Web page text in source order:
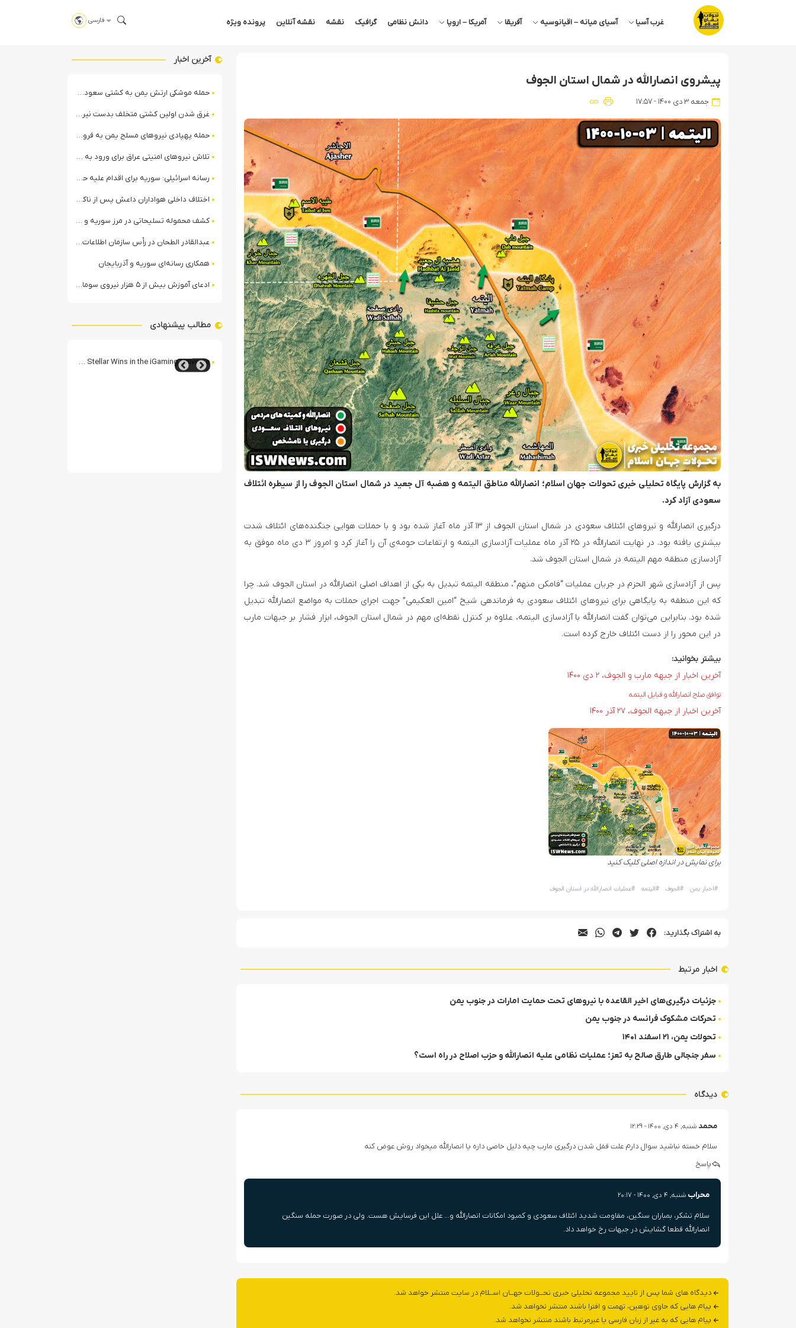
غرب آسیا آسیای میانه – اقیانوسیه آفریقا آمریکا – اروپا دانش نظامی گرافیک نقشه نقشه آنلاین پرونده ویژه فارسی
پیشروی انصارالله در شمال استان الجوف
جمعه ۳ دی ۱۴۰۰ - ۱۷:۵۷
به گزارش پایگاه تحلیلی خبری تحولات جهان اسلام؛ انصارالله مناطق الیتمه و هضبه آل جعید در شمال استان الجوف را از سیطره ائتلاف
سعودی آزاد کرد.
درگیری انصارالله و نیروهای ائتلاف سعودی در شمال استان الجوف از ۱۳ آذر ماه آغاز شده بود و با حملات هوایی جنگنده‌های ائتلاف شدت
بیشتری یافته بود. در نهایت انصارالله در ۲۵ آذر ماه عملیات آزادسازی الیتمه و ارتفاعات حومه‌ی آن را آغاز کرد و امروز ۳ دی ماه موفق به
آزادسازی منطقه مهم الیتمه در شمال استان الجوف شد.
پس از آزادسازی شهر الحزم در جریان عملیات “فامکن منهم”، منطقه الیتمه تبدیل به یکی از اهداف اصلی انصارالله در استان الجوف شد. چرا
که این منطقه به پایگاهی برای نیروهای ائتلاف سعودی به فرماندهی شیخ “امین العکیمی” جهت اجرای حملات به مواضع انصارالله تبدیل
شده بود. بنابراین می‌توان گفت انصارالله با آزادسازی الیتمه، علاوه بر کنترل نقطه‌ای مهم در شمال استان الجوف، ابزار فشار بر جبهات مارب
در این محور را از دست ائتلاف خارج کرده است.
بیشتر بخوانید:
آخرین اخبار از جبهه مارب و الجوف، ۲ دی ۱۴۰۰
توافق صلح انصارالله و قبایل الیتمه
آخرین اخبار از جبهه الجوف، ۲۷ آذر ۱۴۰۰
برای نمایش در اندازه اصلی کلیک کنید
#اخبار یمن #الجوف #الیتمه #عملیات انصارالله در استان الجوف
به اشتراک بگذارید:
اخبار مرتبط
جزئیات درگیری‌های اخیر القاعده با نیروهای تحت حمایت امارات در جنوب یمن
تحرکات مشکوک فرانسه در جنوب یمن
تحولات یمن، ۲۱ اسفند ۱۴۰۱
سفر جنجالی طارق صالح به تعز؛ عملیات نظامی علیه انصارالله و حزب اصلاح در راه است؟
دیدگاه
محمد شنبه, ۴ دی, ۱۴۰۰ - ۱۲:۲۹
سلام خسته نباشید سوال دارم علت قفل شدن درگیری مارب چیه دلیل خاصی داره یا انصارالله میخواد روش عوض کنه
پاسخ
محراب شنبه, ۴ دی, ۱۴۰۰ - ۲۰:۱۷
سلام تشکر، بمباران سنگین، مقاومت شدید ائتلاف سعودی و کمبود امکانات انصارالله و… علل این فرسایش هست. ولی در صورت حمله سنگین
انصارالله قطعا گشایش در جبهات رخ خواهد داد.
دیدگاه های شما پس از تایید مجموعه تحلیلی خبری تحــولات جهــان اســلام در سایت منتشر خواهد شد.
پیام هایی که حاوی توهین، تهمت و افترا باشند منتشر نخواهد شد.
پیام هایی که به غیر از زبان فارسی یا غیرمرتبط باشند منتشر نخواهد شد.
آخرین اخبار
حمله موشکی ارتش یمن به کشتی سعودی در شمال دریای سرخ
غرق شدن اولین کشتی متخلف بدست نیروی دریایی ارتش یمن
حمله پهپادی نیروهای مسلح یمن به فرودگاه نجران
تلاش نیروهای امنیتی عراق برای ورود به مقر مقاومت در حومه بغداد
رسانه اسرائیلی: سوریه برای اقدام علیه حزب‌الله در لبنان آماده می‌شود!
اختلاف داخلی هواداران داعش پس از ناکامی عملیات انغماسی داعش در رقه
کشف محموله تسلیحاتی در مرز سوریه و عراق توسط نیروهای الجولانی
عبدالقادر الطحان در رأس سازمان اطلاعات سوریه؛ گمانه‌زنی‌ها درباره اختلافات در ساختار امنیتی
همکاری رسانه‌ای سوریه و آذربایجان
ادعای آموزش بیش از ۵ هزار نیروی سومالیایی با نظارت عربستان
مطالب پیشنهادی
تصاویر ماهواره‌ای از آثار حملات ایران به کویت
Casea Casino: Un Viaggio nel Cuore dell’Intrattenimento Digitale Italiano
AstraLuck: Charting Your Course to Stellar Wins in the iGaming Universe